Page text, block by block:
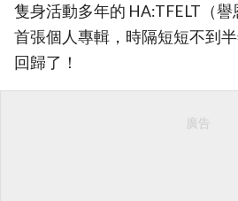
隻身活動多年的 HA:TFELT（
首張個人專輯，時隔短短不到
回歸了！
廣告